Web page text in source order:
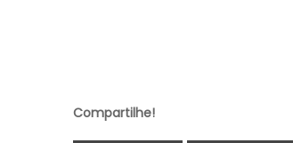
Compartilhe!